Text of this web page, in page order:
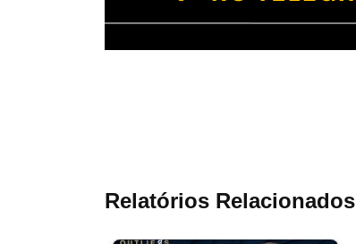
Relatórios Relacionados